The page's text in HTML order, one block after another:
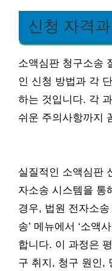
신청 자격
소액심판 청구소송
인 신청 방법과 각
하는 것입니다. 각
쉬운 주의사항까지
실질적인 소액심판
자소송 시스템을 통
경우, 법원 전자소
송’ 메뉴에서 ‘소액
합니다. 이 과정은
구 취지, 청구 원인,